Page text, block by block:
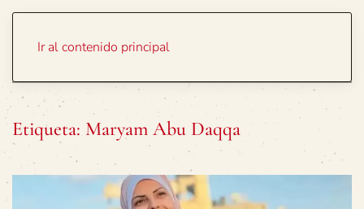
Ir al contenido principal
Etiqueta: Maryam Abu Daqqa